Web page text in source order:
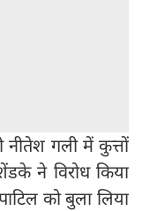
नीतेश गली में कुत्तों
ने विरोध किया
को बुला लिया